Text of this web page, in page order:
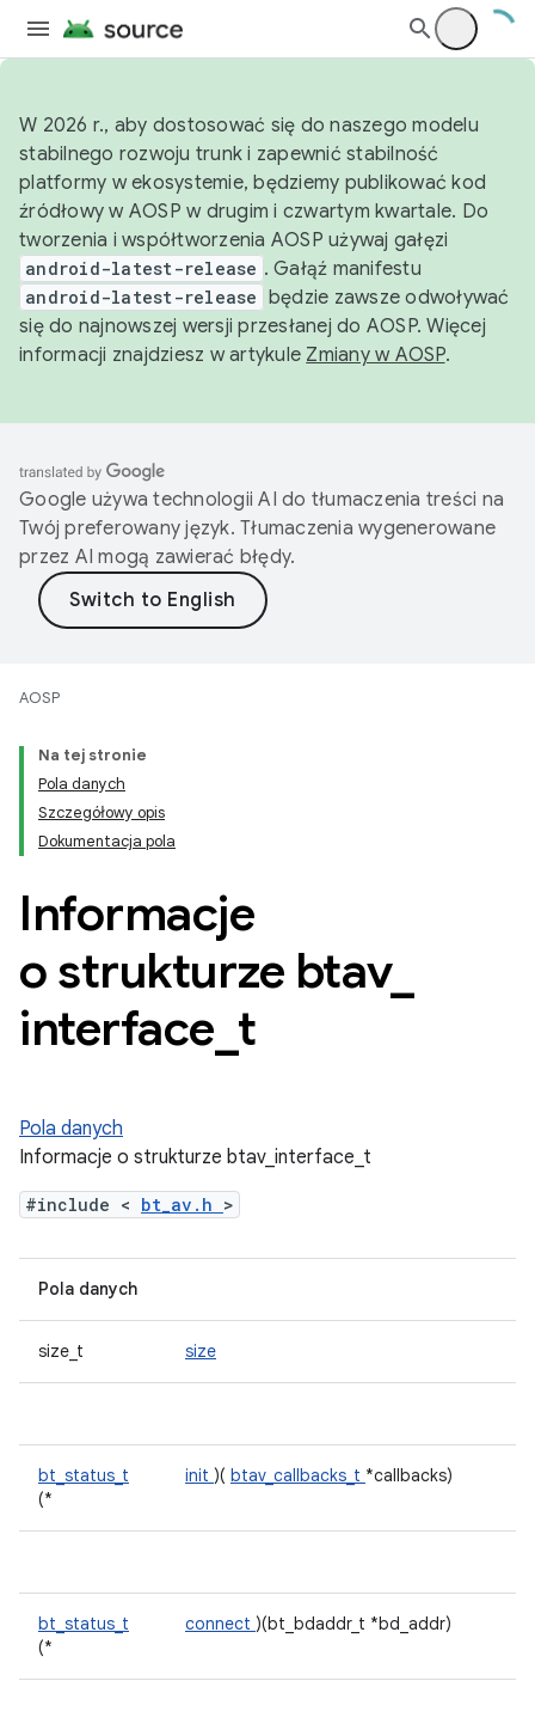
W 2026 r., aby dostosować się do naszego modelu
stabilnego rozwoju trunk i zapewnić stabilność
platformy w ekosystemie, będziemy publikować kod
źródłowy w AOSP w drugim i czwartym kwartale. Do
tworzenia i współtworzenia AOSP używaj gałęzi
android-latest-release . Gałąź manifestu
android-latest-release będzie zawsze odwoływać
się do najnowszej wersji przesłanej do AOSP. Więcej
informacji znajdziesz w artykule Zmiany w AOSP.
Google używa technologii AI do tłumaczenia treści na
Twój preferowany język. Tłumaczenia wygenerowane
przez AI mogą zawierać błędy.
AOSP
Na tej stronie
Pola danych
Szczegółowy opis
Dokumentacja pola
Informacje
o strukturze btav_
interface t
Pola danych
Informacje o strukturze btav_interface_t
#include < bt_av.h >
Pola danych
size_t size
bt_status_t
(*
init )( btav_callbacks_t *callbacks)
bt_status_t
(*
connect )(bt_bdaddr_t *bd_addr)